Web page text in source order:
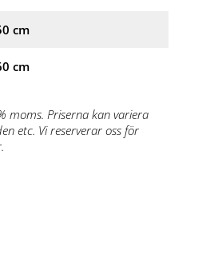
cm
cm
moms. Priserna kan variera
etc. Vi reserverar oss för